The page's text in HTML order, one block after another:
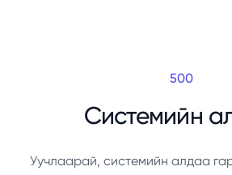
500
Системийн
Уучлаарай, системийн алдаа